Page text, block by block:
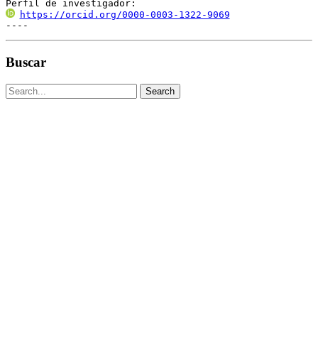
Perfil de investigador:
https://orcid.org/0000-0003-1322-9069
----
Buscar